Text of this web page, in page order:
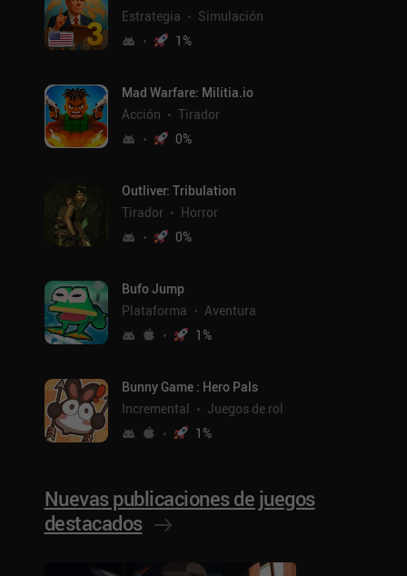
Estrategia
Simulación
1%
Mad Warfare: Militia.io
Acción
Tirador
0%
Outliver: Tribulation
Tirador
Horror
0%
Bufo Jump
Plataforma
Aventura
1%
Bunny Game : Hero Pals
Incremental
Juegos de rol
1%
Nuevas publicaciones de juegos
destacados